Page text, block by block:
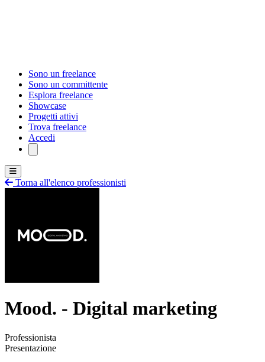
Sono un freelance
Sono un committente
Esplora freelance
Showcase
Progetti attivi
Trova freelance
Accedi
Torna all'elenco professionisti
Mood. - Digital marketing
Professionista
Presentazione